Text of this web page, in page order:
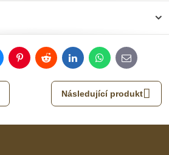
PinterestRedditLinkedInWhatsApp
E-
mail
Následující produkt